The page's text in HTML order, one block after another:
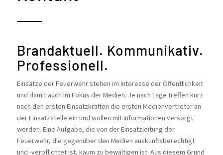
Brandaktuell. Kommunikativ.
Professionell.
Einsätze der Feuerwehr stehen im Interesse der Öffentlichkeit
und damit auch im Fokus der Medien. Je nach Lage treffen kurz
nach den ersten Einsatzkräften die ersten Medienvertreter an
der Einsatzstelle ein und wollen mit Informationen versorgt
werden. Eine Aufgabe, die von der Einsatzleitung der
Feuerwehr, die gegenüber den Medien auskunftsberechtigt
und -verpflichtet ist, kaum zu bewältigen ist. Aus diesem Grund